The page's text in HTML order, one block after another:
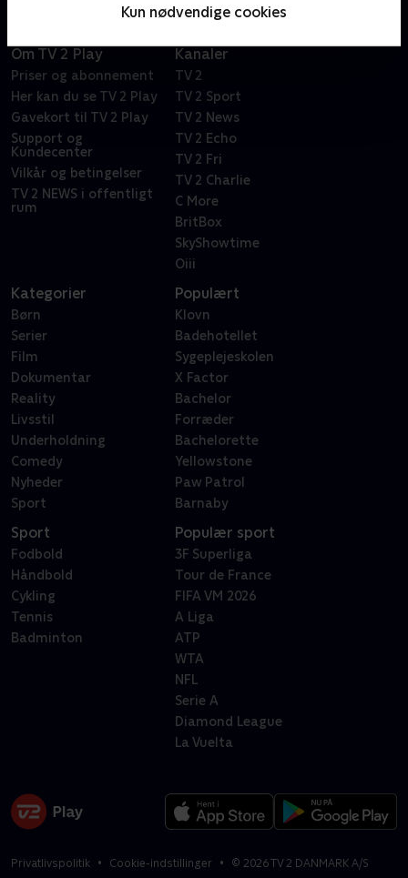
Kun nødvendige cookies
Om TV 2 Play
Priser og abonnement
Her kan du se TV 2 Play
Gavekort til TV 2 Play
Support og
Kundecenter
Vilkår og betingelser
TV 2 NEWS i offentligt
rum
Kanaler
TV 2
TV 2 Sport
TV 2 News
TV 2 Echo
TV 2 Fri
TV 2 Charlie
C More
BritBox
SkyShowtime
Oiii
Kategorier
Børn
Serier
Film
Dokumentar
Reality
Livsstil
Underholdning
Comedy
Nyheder
Sport
Populært
Klovn
Badehotellet
Sygeplejeskolen
X Factor
Bachelor
Forræder
Bachelorette
Yellowstone
Paw Patrol
Barnaby
Sport
Fodbold
Håndbold
Cykling
Tennis
Badminton
Populær sport
3F Superliga
Tour de France
FIFA VM 2026
A Liga
ATP
WTA
NFL
Serie A
Diamond League
La Vuelta
Privatlivspolitik Cookie-indstillinger © 2026TV 2 DANMARK A/S